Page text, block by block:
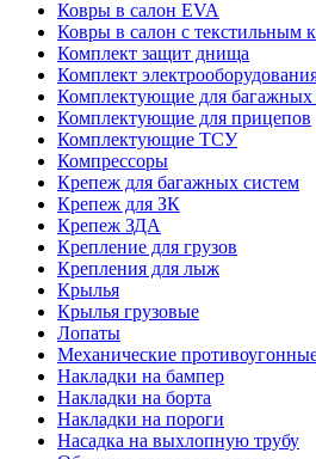
Ковры в салон EVA
Ковры в салон с текстильным
Комплект защит днища
Комплект
Комплектующие для багажных
Комплектующие для прицепов
Комплектующие ТСУ
Компрессоры
Крепеж для багажных систем
Крепеж для ЗК
Крепеж ЗДА
Крепление для грузов
Крепления для лыж
Крылья
Крылья грузовые
Лопаты
Механические
Накладки на бампер
Накладки на борта
Накладки на пороги
Насадка на выхлопную трубу